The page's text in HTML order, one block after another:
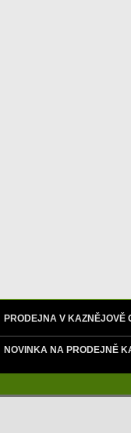
PRODEJNA V KAZNĚJOVĚ
NOVINKA NA PRODEJNĚ